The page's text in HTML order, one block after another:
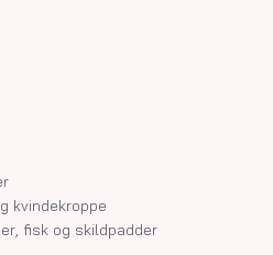
kvindekroppe
fisk og skildpadder